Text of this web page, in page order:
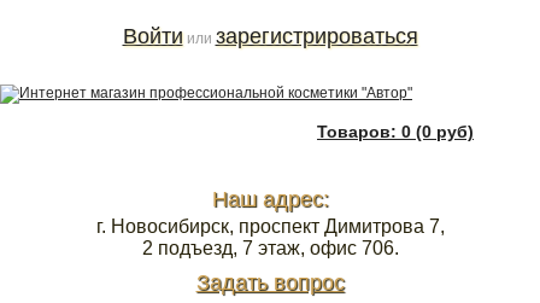
Товаров: 0 (0 руб)
Наш адрес:
г. Новосибирск, проспект Димитрова 7,
2 подъезд, 7 этаж, офис 706.
Задать вопрос
Войти или зарегистрироваться